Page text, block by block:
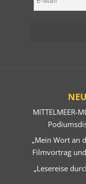
MITTELMEER-
„Mein Wort an
Filmvortrag
„Lesereise